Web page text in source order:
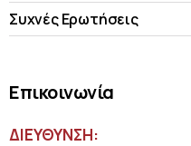
Συχνές Ερωτήσεις
Επικοινωνία
ΔΙΕΥΘΥΝΣΗ: